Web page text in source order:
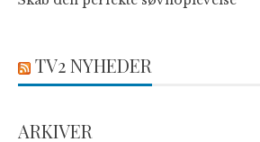
TV2 NYHEDER
ARKIVER